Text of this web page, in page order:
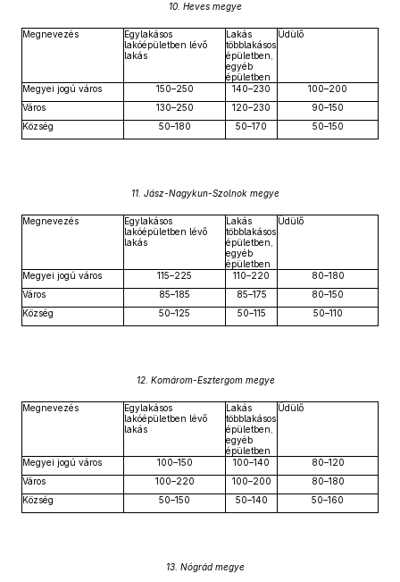
10. Heves megye
Megnevezés
Egylakásos
lakóépületben lévő
lakás
Lakás
többlakásos
épületben,
egyéb
épületben
Üdülő
Megyei jogú város 150–250 140–230
100–200
Város
130–250 120–230
90–150
Község
50–180 50–170 50–150
11. Jász-Nagykun-Szolnok megye
Megnevezés
Egylakásos
lakóépületben lévő
lakás
Lakás
többlakásos
épületben,
egyéb
épületben
Üdülő
Megyei jogú város 115–225 110–220
80–180
Város
85–185 85–175
80–150
Község
50–125 50–115 50–110
12. Komárom-Esztergom megye
Megnevezés
Egylakásos
lakóépületben lévő
lakás
Lakás
többlakásos
épületben,
egyéb
épületben
Üdülő
Megyei jogú város 100–150 100–140
80–120
Város
100–220 100–200
80–180
Község
50–150 50–140 50–160
13. Nógrád megye